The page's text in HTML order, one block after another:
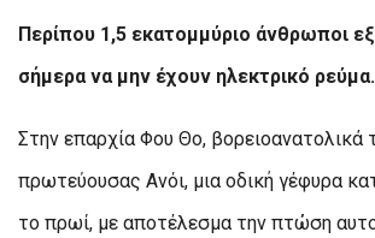
Περίπου 1,5 εκατομμύριο άνθρωποι
σήμερα να μην έχουν ηλεκτρικό ρεύμα.
Στην επαρχία Φου Θο, βορειοανατολικά
πρωτεύουσας Ανόι, μια οδική γέφυρα
το πρωί, με αποτέλεσμα την πτώση